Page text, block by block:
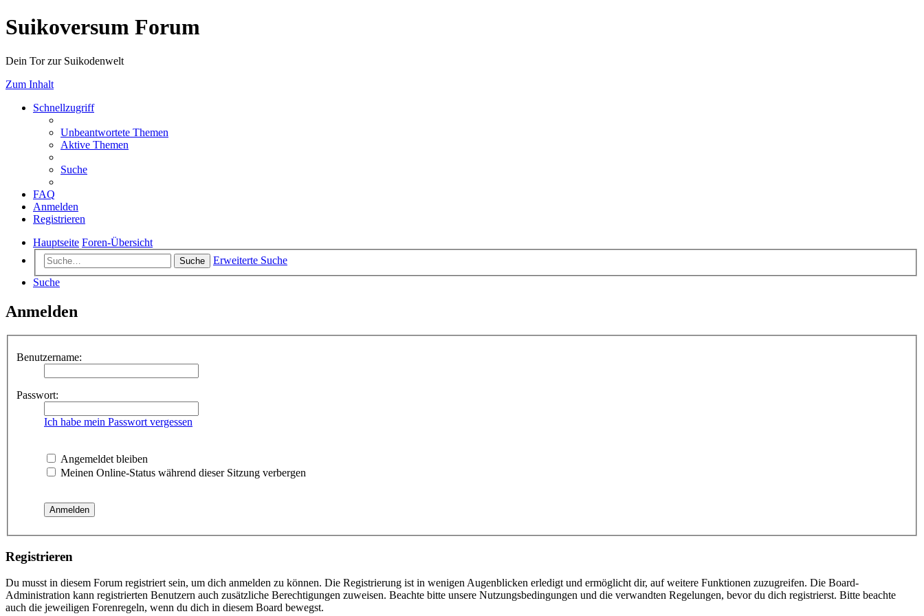
Suikoversum Forum
Dein Tor zur Suikodenwelt
Zum Inhalt
Schnellzugriff
Unbeantwortete Themen
Aktive Themen
Suche
FAQ
Anmelden
Registrieren
Hauptseite Foren-Übersicht
Suche
Erweiterte Suche
Suche
Anmelden
Benutzername:
Passwort:
Ich habe mein Passwort vergessen
Angemeldet bleiben
Meinen Online-Status während dieser Sitzung verbergen
Registrieren
Du musst in diesem Forum registriert sein, um dich anmelden zu können. Die Registrierung ist in wenigen Augenblicken erledigt und ermöglicht dir, auf weitere Funktionen zuzugreifen. Die Board-
Administration kann registrierten Benutzern auch zusätzliche Berechtigungen zuweisen. Beachte bitte unsere Nutzungsbedingungen und die verwandten Regelungen, bevor du dich registrierst. Bitte beachte
auch die jeweiligen Forenregeln, wenn du dich in diesem Board bewegst.